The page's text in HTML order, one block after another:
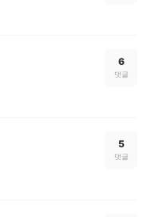
6
댓글
5
댓글